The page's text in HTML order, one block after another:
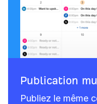
Publication
Publiez le même